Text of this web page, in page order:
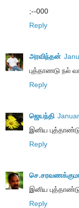
;--000
Reply
அரவிந்தன்
புத்தாணடு நல்
Reply
ஜெயந்தி
இனிய
Reply
இனிய
Reply